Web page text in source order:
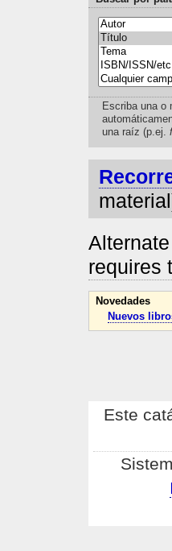
Escriba una o
una raíz (p.ej.
requires
Novedades
Nuevos
Este